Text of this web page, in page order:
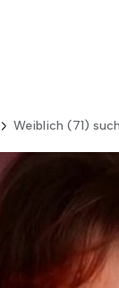
Weiblich (71)